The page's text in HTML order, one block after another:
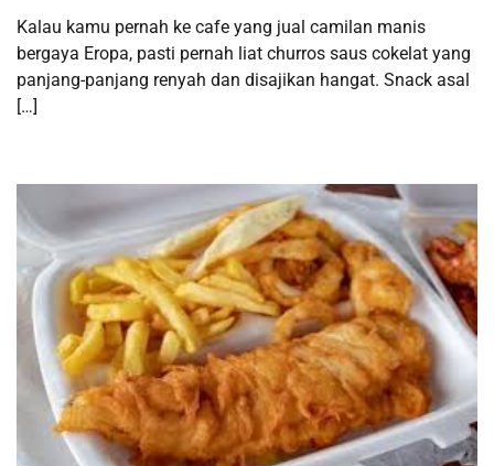
Kalau kamu pernah ke cafe yang jual camilan manis
bergaya Eropa, pasti pernah liat churros saus cokelat yang
panjang-panjang renyah dan disajikan hangat. Snack asal
[…]